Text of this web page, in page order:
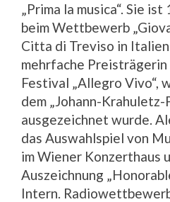
„Prima la musica“. Sie
beim Wettbewerb
Citta di Treviso in
mehrfache Preisträgerin
Festival „Allegro Vivo“,
dem „Johann-Krahuletz-
ausgezeichnet wurde.
das Auswahlspiel von
im Wiener Konzerthaus
Auszeichnung
Intern.